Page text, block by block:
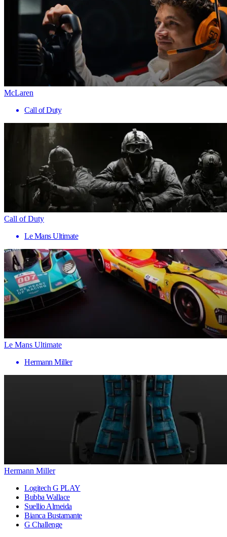
McLaren
Call of Duty
Call of Duty
Le Mans Ultimate
Le Mans Ultimate
Hermann Miller
Hermann Miller
Logitech G PLAY
Bubba Wallace
Suellio Almeida
Bianca Bustamante
G Challenge